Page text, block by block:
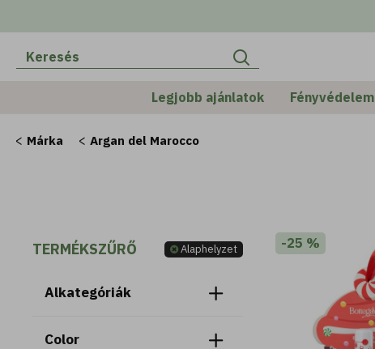
Legjobb ajánlatok Fényvédelem
Márka Argan del Marocco
TERMÉKSZŰRŐ Alaphelyzet
Alkategóriák
Color
-25 %